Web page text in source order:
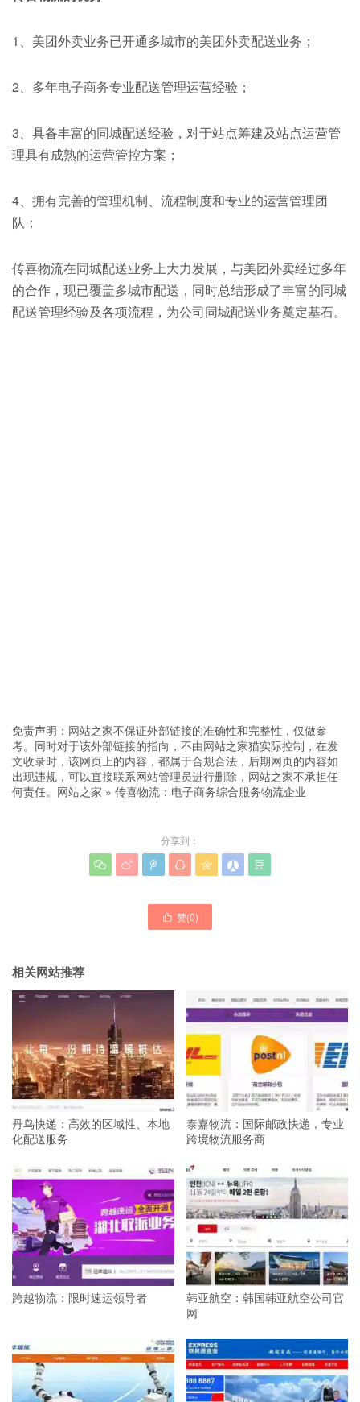
1、美团外卖业务已开通多城市的美团外卖配送业务；
2、多年电子商务专业配送管理运营经验；
3、具备丰富的同城配送经验，对于站点筹建及站点运营管
理具有成熟的运营管控方案；
4、拥有完善的管理机制、流程制度和专业的运营管理团
队；
传喜物流在同城配送业务上大力发展，与美团外卖经过多年
的合作，现已覆盖多城市配送，同时总结形成了丰富的同城
配送管理经验及各项流程，为公司同城配送业务奠定基石。
免责声明：网站之家不保证外部链接的准确性和完整性，仅做参
考。同时对于该外部链接的指向，不由网站之家猫实际控制，在发
文收录时，该网页上的内容，都属于合规合法，后期网页的内容如
出现违规，可以直接联系网站管理员进行删除，网站之家不承担任
何责任。 网站之家 » 传喜物流：电子商务综合服务物流企业
分享到：
      
 赞(0)
相关网站推荐
丹鸟快递：高效的区域性、本地
化配送服务
泰嘉物流：国际邮政快递，专业
跨境物流服务商
跨越物流：限时速运领导者
韩亚航空：韩国韩亚航空公司官
网